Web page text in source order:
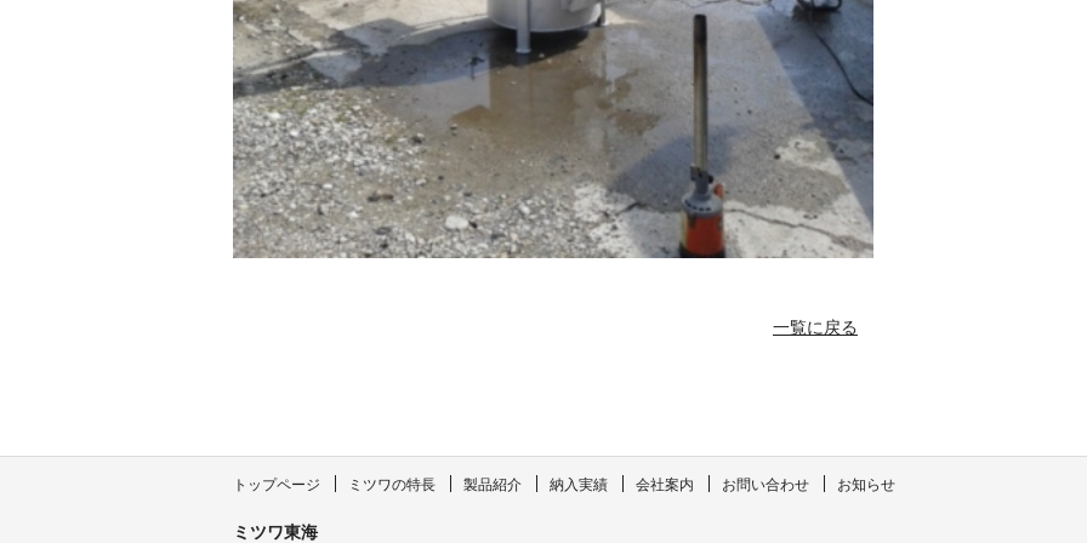
一覧に戻る
トップページ ミツワの特長 製品紹介 納入実績 会社案内 お問い合わせ お知らせ
ミツワ東海